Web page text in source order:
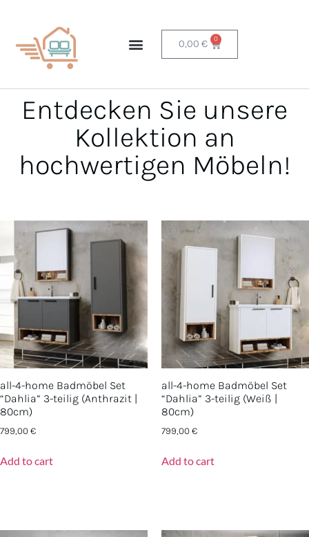
0,00 € 0
Entdecken Sie unsere
Kollektion an
hochwertigen Möbeln!
all-4-home Badmöbel Set
“Dahlia” 3-teilig (Anthrazit |
80cm)
799,00€
Add to cart
all-4-home Badmöbel Set
“Dahlia” 3-teilig (Weiß |
80cm)
799,00€
Add to cart